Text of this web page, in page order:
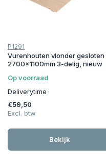
P1291
Vurenhouten vlonder gesloten
2700x1100mm 3-delig, nieuw
Op voorraad
Deliverytime
€59,50
Excl. btw
Bekijk